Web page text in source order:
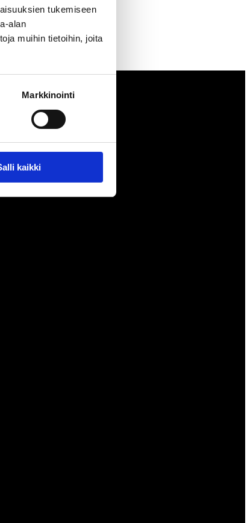
tukemiseen
alan
muihin tietoihin, joita
Markkinointi
kaikki